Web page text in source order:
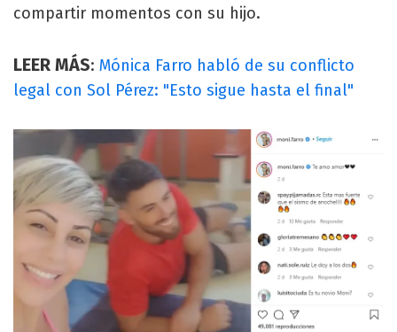
compartir momentos con su hijo.
LEER MÁS: Mónica Farro habló de su conflicto
legal con Sol Pérez: "Esto sigue hasta el final"